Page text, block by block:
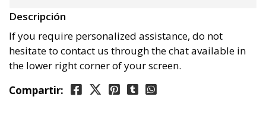
Café
Descripción
If you require personalized assistance, do not
hesitate to contact us through the chat available in
the lower right corner of your screen.
Compartir: